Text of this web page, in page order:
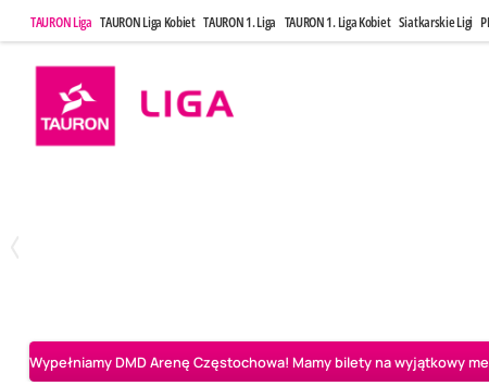
TAURON Liga TAURON Liga Kobiet TAURON 1. Liga TAURON 1. Liga Kobiet Siatkarskie Ligi
Wypełniamy DMD Arenę Częstochowa! Mamy bilety na wyjątkowy